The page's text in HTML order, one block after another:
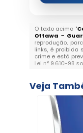
O texto acima "
Ottawa -
reprodução,
links, é proibida
crime e está
Lei n° 9.610-98
Veja